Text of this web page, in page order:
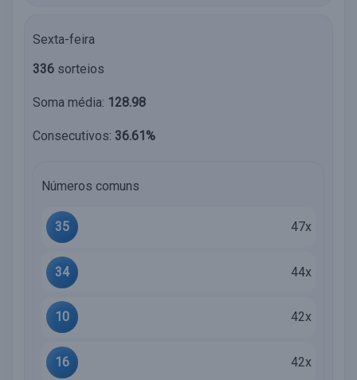
Sexta-feira
336 sorteios
Soma média: 128.98
Consecutivos: 36.61%
Números comuns
35 47x
34 44x
10 42x
16 42x